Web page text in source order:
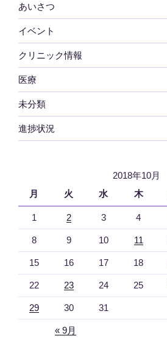
あいさつ
イベント
クリニック情報
医療
未分類
進捗状況
2018年10月
月
火 水 木
1 2 3 4
8 9 10 11
15 16 17 18
22 23 24 25
29 30 31
« 9月